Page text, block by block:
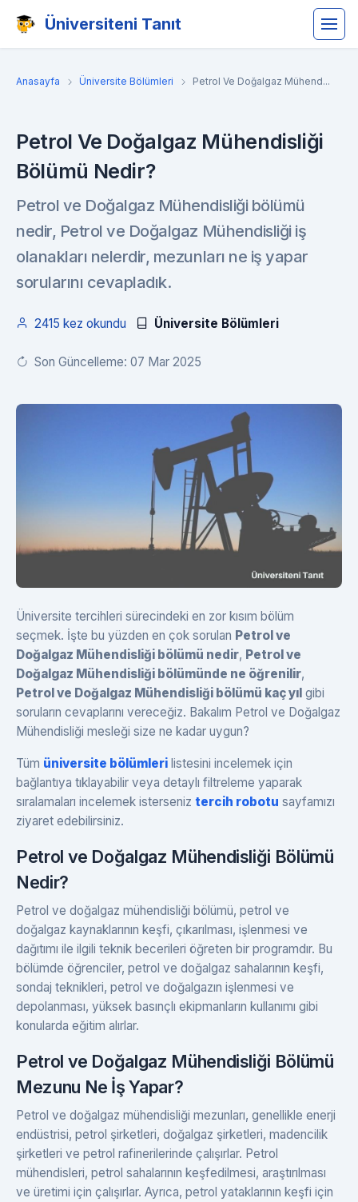
Üniversiteni Tanıt
Anasayfa Üniversite Bölümleri Petrol Ve Doğalgaz Mühend...
Petrol Ve Doğalgaz Mühendisliği
Bölümü Nedir?
Petrol ve Doğalgaz Mühendisliği bölümü
nedir, Petrol ve Doğalgaz Mühendisliği iş
olanakları nelerdir, mezunları ne iş yapar
sorularını cevapladık.
2415 kez okundu Üniversite Bölümleri
Son Güncelleme: 07 Mar 2025
Üniversite tercihleri sürecindeki en zor kısım bölüm
seçmek. İşte bu yüzden en çok sorulan Petrol ve
Doğalgaz Mühendisliği bölümü nedir, Petrol ve
Doğalgaz Mühendisliği bölümünde ne öğrenilir,
Petrol ve Doğalgaz Mühendisliği bölümü kaç yıl gibi
soruların cevaplarını vereceğiz. Bakalım Petrol ve Doğalgaz
Mühendisliği mesleği size ne kadar uygun?
Tüm üniversite bölümleri listesini incelemek için
bağlantıya tıklayabilir veya detaylı filtreleme yaparak
sıralamaları incelemek isterseniz tercih robotu sayfamızı
ziyaret edebilirsiniz.
Petrol ve Doğalgaz Mühendisliği Bölümü
Nedir?
Petrol ve doğalgaz mühendisliği bölümü, petrol ve
doğalgaz kaynaklarının keşfi, çıkarılması, işlenmesi ve
dağıtımı ile ilgili teknik becerileri öğreten bir programdır. Bu
bölümde öğrenciler, petrol ve doğalgaz sahalarının keşfi,
sondaj teknikleri, petrol ve doğalgazın işlenmesi ve
depolanması, yüksek basınçlı ekipmanların kullanımı gibi
konularda eğitim alırlar.
Petrol ve Doğalgaz Mühendisliği Bölümü
Mezunu Ne İş Yapar?
Petrol ve doğalgaz mühendisliği mezunları, genellikle enerji
endüstrisi, petrol şirketleri, doğalgaz şirketleri, madencilik
şirketleri ve petrol rafinerilerinde çalışırlar. Petrol
mühendisleri, petrol sahalarının keşfedilmesi, araştırılması
ve üretimi için çalışırlar. Ayrıca, petrol yataklarının keşfi için